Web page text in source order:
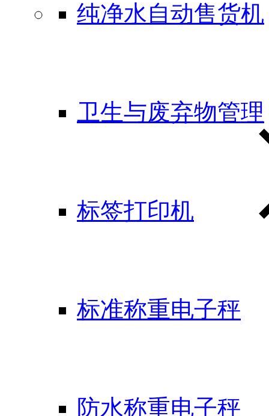
纯净水自动售货机
卫生与废弃物管理
标签打印机
标准称重电子秤
防水称重电子秤